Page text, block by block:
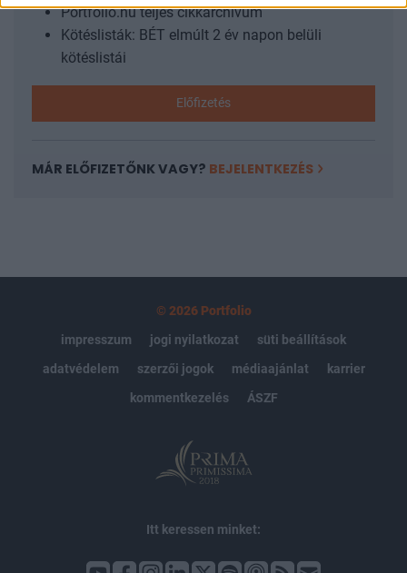
Portfolio.hu teljes cikkarchívum
Kötéslisták: BÉT elmúlt 2 év napon belüli
kötéslistái
Előfizetés
MÁR ELŐFIZETŐNK VAGY? BEJELENTKEZÉS
© 2026 Portfolio
impresszum
jogi nyilatkozat
süti beállítások
adatvédelem
szerzői jogok médiaajánlat
karrier
kommentkezelés
ÁSZF
Itt keressen minket: